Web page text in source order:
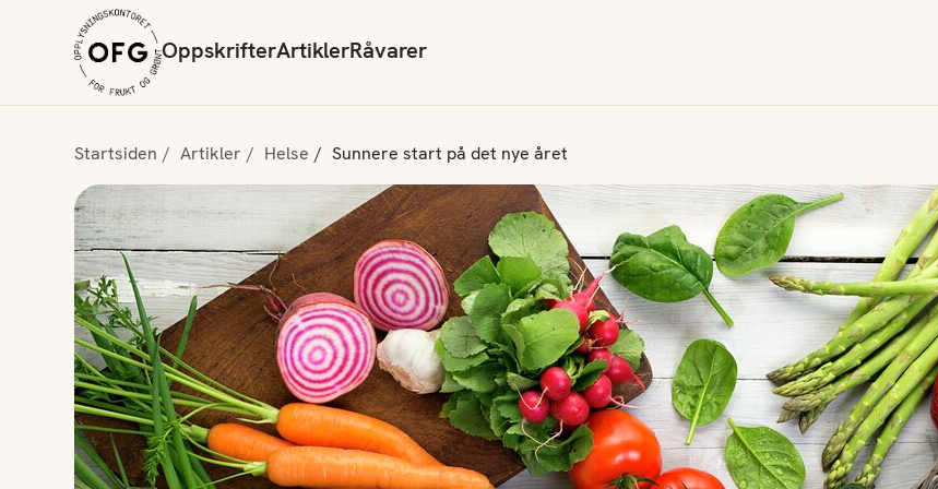
OppskrifterArtiklerRåvarer
Startsiden Artikler Helse Sunnere start på det nye året